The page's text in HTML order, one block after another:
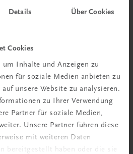
Details Über Cookies
Cookies
um Inhalte und Anzeigen zu
für soziale Medien anbieten zu
unsere Website zu analysieren.
zu Ihrer Verwendung
Partner für soziale Medien,
Unsere Partner führen diese
mit weiteren Daten
bereitgestellt haben oder die sie